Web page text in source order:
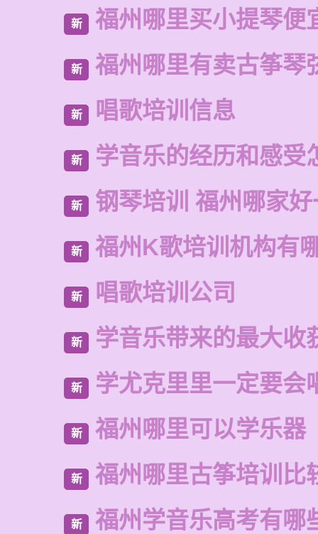
新 福州哪里买小提琴便
新 福州哪里有卖古筝琴
新 唱歌培训信息
新 学音乐的经历和感受
新 钢琴培训 福州哪家
新 福州K歌培训机构有
新 唱歌培训公司
新 学音乐带来的最大收
新 学尤克里里一定要会
新 福州哪里可以学乐器
新 福州哪里古筝培训比
新 福州学音乐高考有哪